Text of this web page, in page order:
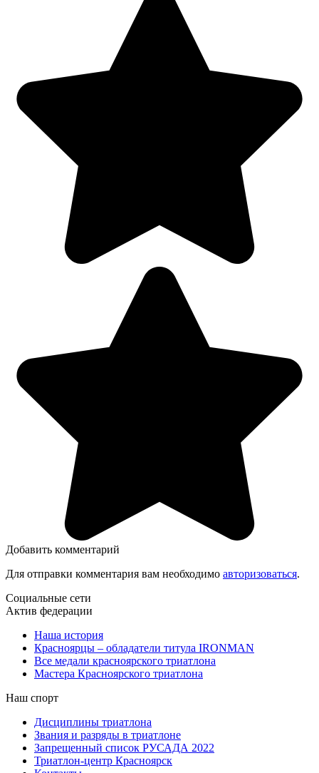
Добавить комментарий
Для отправки комментария вам необходимо авторизоваться.
Социальные сети
Актив федерации
Наша история
Красноярцы – обладатели титула IRONMAN
Все медали красноярского триатлона
Мастера Красноярского триатлона
Наш спорт
Дисциплины триатлона
Звания и разряды в триатлоне
Запрещенный список РУСАДА 2022
Триатлон-центр Красноярск